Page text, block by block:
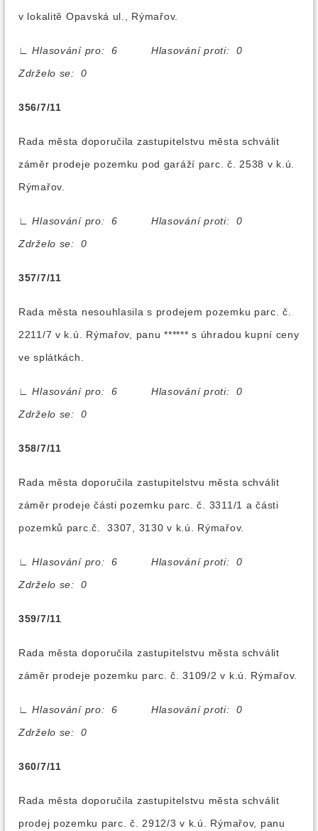
v lokalitě Opavská ul., Rýmařov.
∟
Hlasování pro: 6 Hlasování proti: 0
Zdrželo se: 0
356/7/11
Rada města doporučila zastupitelstvu města schválit
záměr prodeje pozemku pod garáží parc. č. 2538 v k.ú.
Rýmařov.
∟
Hlasování pro: 6 Hlasování proti: 0
Zdrželo se: 0
357/7/11
Rada města nesouhlasila s prodejem pozemku parc. č.
2211/7 v k.ú. Rýmařov, panu ****** s úhradou kupní ceny
ve splátkách.
∟
Hlasování pro: 6 Hlasování proti: 0
Zdrželo se: 0
358/7/11
Rada města doporučila zastupitelstvu města schválit
záměr prodeje části pozemku parc. č. 3311/1 a části
pozemků parc.č. 3307, 3130 v k.ú. Rýmařov.
∟
Hlasování pro: 6 Hlasování proti: 0
Zdrželo se: 0
359/7/11
Rada města doporučila zastupitelstvu města schválit
záměr prodeje pozemku parc. č. 3109/2 v k.ú. Rýmařov.
∟
Hlasování pro: 6 Hlasování proti: 0
Zdrželo se: 0
360/7/11
Rada města doporučila zastupitelstvu města schválit
prodej pozemku parc. č. 2912/3 v k.ú. Rýmařov, panu